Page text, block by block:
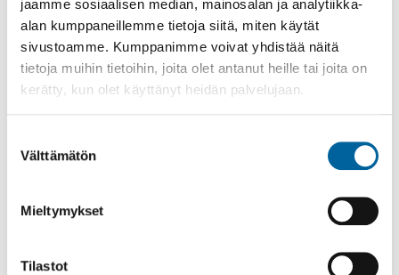
jaamme sosiaalisen median, mainosalan ja analytiikka-
alan kumppaneillemme tietoja siitä, miten käytät
sivustoamme. Kumppanimme voivat yhdistää näitä
tietoja muihin tietoihin, joita olet antanut heille tai joita on
kerätty, kun olet käyttänyt heidän palvelujaan.
valinta
Välttämätön
Mieltymykset
Tilastot
Vatulanharjun Vestivaalit
08.08.2026 10:00-16:00
Palinperäntie 1312